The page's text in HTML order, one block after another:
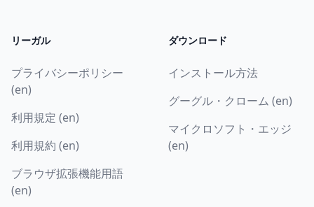
リーガル
プライバシーポリシー
(en)
利用規定 (en)
利用規約 (en)
ブラウザ拡張機能用語
(en)
ダウンロード
インストール方法
グーグル・クローム (en)
マイクロソフト・エッジ
(en)